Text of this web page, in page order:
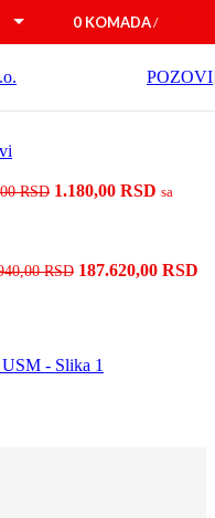
0 KOMADA/
POZOVI
RSD Originalna
1.770,00 RSD.
1.180,00 RSD sa
RSD Originalna
187.620,00 RSD